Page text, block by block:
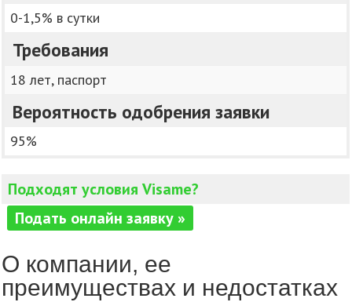
0-1,5% в сутки
Требования
18 лет, паспорт
Вероятность одобрения заявки
95%
Подходят условия Visame?
Подать онлайн заявку »
О компании, ее
преимуществах и недостатках